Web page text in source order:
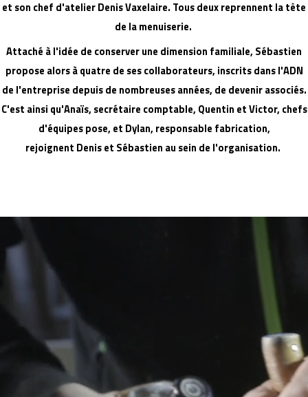
et son chef d'atelier Denis Vaxelaire. Tous deux reprennent la tête
de la menuiserie.
Attaché à l'idée de conserver une dimension familiale, Sébastien
propose alors à quatre de ses collaborateurs, inscrits dans l'ADN
de l'entreprise depuis de nombreuses années, de devenir associés.
C'est ainsi qu'Anaïs, secrétaire comptable, Quentin et Victor, chefs
d'équipes pose, et Dylan, responsable fabrication,
rejoignent Denis et Sébastien au sein de l'organisation.